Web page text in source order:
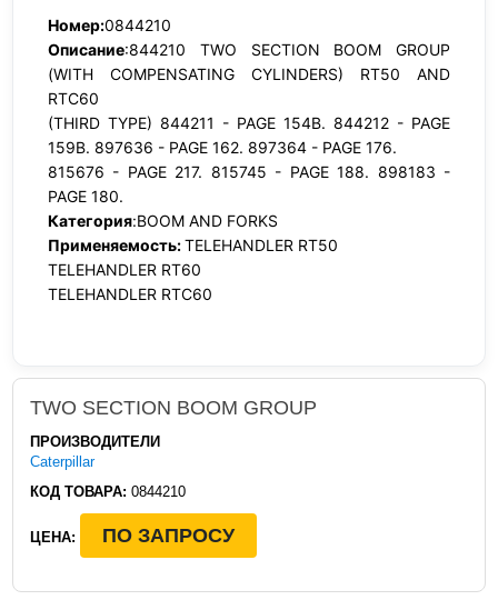
Номер:0844210
Описание:844210 TWO SECTION BOOM GROUP
(WITH COMPENSATING CYLINDERS) RT50 AND
RTC60
(THIRD TYPE) 844211 - PAGE 154B. 844212 - PAGE
159B. 897636 - PAGE 162. 897364 - PAGE 176.
815676 - PAGE 217. 815745 - PAGE 188. 898183 -
PAGE 180.
Категория:BOOM AND FORKS
Применяемость:TELEHANDLER RT50
TELEHANDLER RT60
TELEHANDLER RTC60
TWO SECTION BOOM GROUP
ПРОИЗВОДИТЕЛИ
Caterpillar
КОД ТОВАРА: 0844210
ЦЕНА: ПО ЗАПРОСУ